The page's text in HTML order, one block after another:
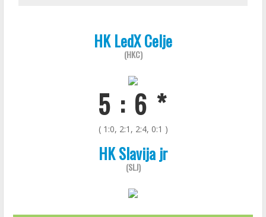
HK LedX Celje
(HKC)
5 : 6 *
( 1:0, 2:1, 2:4, 0:1 )
HK Slavija jr
(SLJ)